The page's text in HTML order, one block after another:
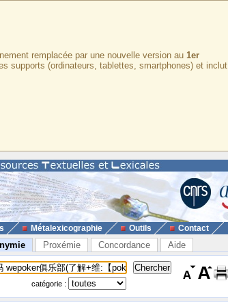
remplacée par une nouvelle version au 1er
supports (ordinateurs, tablettes, smartphones) et inclut
Métalexicographie Outils Contact
Proxémie Concordance Aide
catégorie :